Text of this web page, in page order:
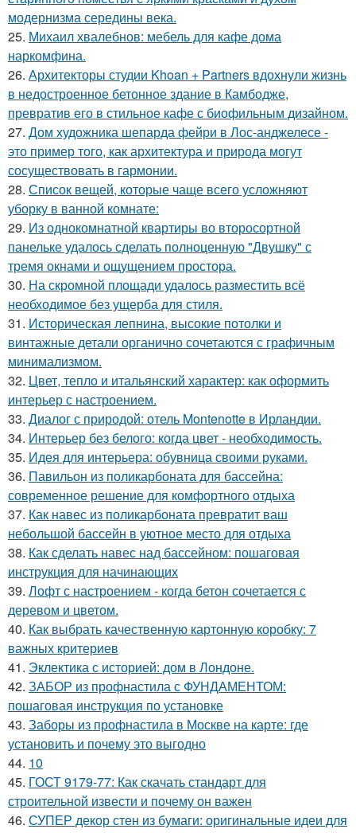
модернизма середины века.
25. Михаил хвалебнов: мебель для кафе дома
наркомфина.
26. Архитекторы студии Khoan + Partners вдохнули жизнь
в недостроенное бетонное здание в Камбодже,
превратив его в стильное кафе с биофильным дизайном.
27. Дом художника шепарда фейри в Лос-анджелесе -
это пример того, как архитектура и природа могут
сосуществовать в гармонии.
28. Список вещей, которые чаще всего усложняют
уборку в ванной комнате:
29. Из однокомнатной квартиры во второсортной
панельке удалось сделать полноценную "Двушку" с
тремя окнами и ощущением простора.
30. На скромной площади удалось разместить всё
необходимое без ущерба для стиля.
31. Историческая лепнина, высокие потолки и
винтажные детали органично сочетаются с графичным
минимализмом.
32. Цвет, тепло и итальянский характер: как оформить
интерьер с настроением.
33. Диалог с природой: отель Montenotte в Ирландии.
34. Интерьер без белого: когда цвет - необходимость.
35. Идея для интерьера: обувница своими руками.
36. Павильон из поликарбоната для бассейна:
современное решение для комфортного отдыха
37. Как навес из поликарбоната превратит ваш
небольшой бассейн в уютное место для отдыха
38. Как сделать навес над бассейном: пошаговая
инструкция для начинающих
39. Лофт с настроением - когда бетон сочетается с
деревом и цветом.
40. Как выбрать качественную картонную коробку: 7
важных критериев
41. Эклектика с историей: дом в Лондоне.
42. ЗАБОР из профнастила с ФУНДАМЕНТОМ:
пошаговая инструкция по установке
43. Заборы из профнастила в Москве на карте: где
установить и почему это выгодно
44. 10
45. ГОСТ 9179-77: Как скачать стандарт для
строительной извести и почему он важен
46. СУПЕР декор стен из бумаги: оригинальные идеи для